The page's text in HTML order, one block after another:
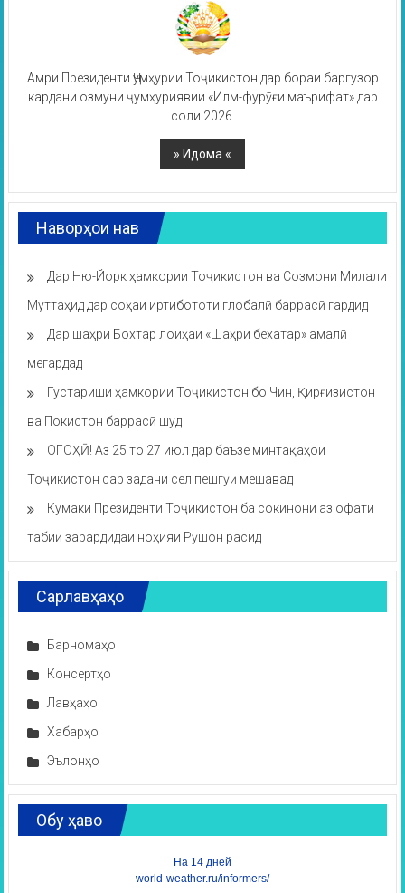
Амри Президенти Ҷумҳурии Тоҷикистон дар бораи баргузор
кардани озмуни ҷумҳуриявии «Илм-фурӯғи маърифат» дар
соли 2026.
Наворҳои нав
Дар Ню-Йорк ҳамкории Тоҷикистон ва Созмони Милали
Муттаҳид дар соҳаи иртибототи глобалӣ баррасӣ гардид
Дар шаҳри Бохтар лоиҳаи «Шаҳри бехатар» амалӣ
мегардад
Густариши ҳамкории Тоҷикистон бо Чин, Қирғизистон
ва Покистон баррасӣ шуд
ОГОҲӢ! Аз 25 то 27 июл дар баъзе минтақаҳои
Тоҷикистон сар задани сел пешгӯӣ мешавад
Кумаки Президенти Тоҷикистон ба сокинони аз офати
табиӣ зарардидаи ноҳияи Рӯшон расид
Сарлавҳаҳо
Барномаҳо
Консертҳо
Лавҳаҳо
Хабарҳо
Эълонҳо
Обу ҳаво
На 14 дней
world-weather.ru/informers/